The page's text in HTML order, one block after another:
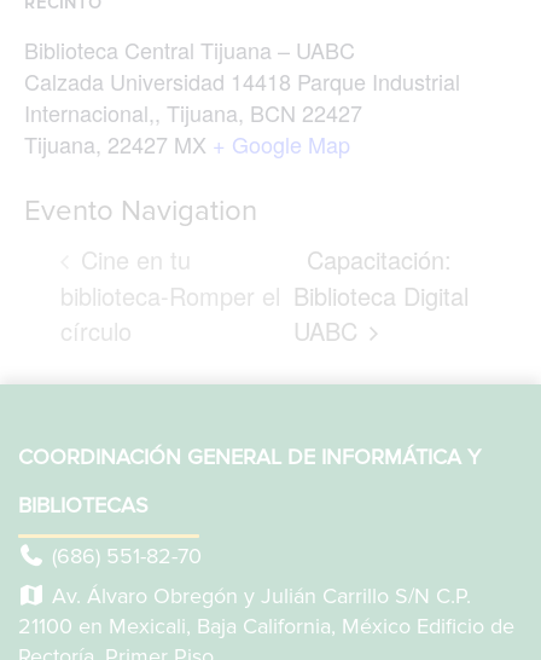
Biblioteca Central Tijuana – UABC
Calzada Universidad 14418 Parque Industrial
Internacional,, Tijuana, BCN 22427
Tijuana, 22427 MX + Google Map
Evento Navigation
Cine en tu
biblioteca-Romper el
círculo
Capacitación:
Biblioteca Digital
UABC
COORDINACIÓN GENERAL DE INFORMÁTICA Y
BIBLIOTECAS
(686) 551-82-70
Av. Álvaro Obregón y Julián Carrillo S/N C.P.
21100 en Mexicali, Baja California, México Edificio de